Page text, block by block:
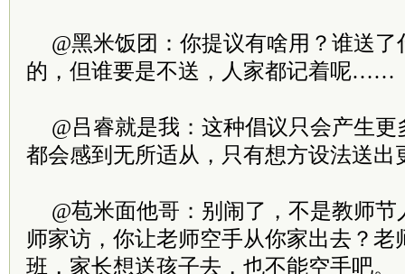
@黑米饭团：你提议有啥用？谁送
的，但谁要是不送，人家都记着呢……
@吕睿就是我：这种倡议只会产生
都会感到无所适从，只有想方设法送出
@苞米面他哥：别闹了，不是教师
师家访，你让老师空手从你家出去？老
班，家长想送孩子去，也不能空手吧。